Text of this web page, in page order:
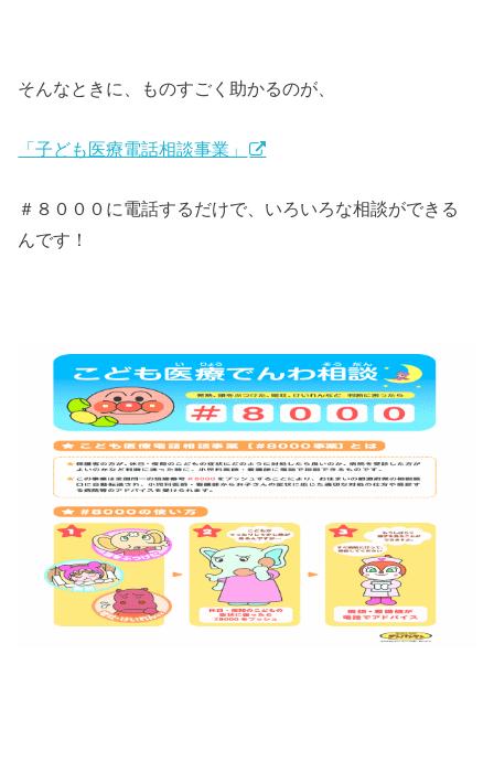
そんなときに、ものすごく助かるのが、
「子ども医療電話相談事業」
＃８０００に電話するだけで、いろいろな相談ができる
んです！